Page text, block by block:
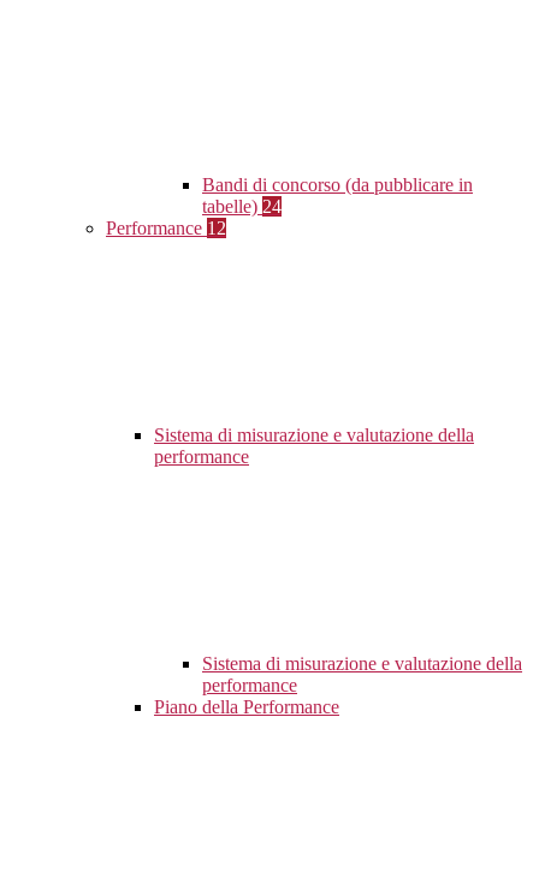
Bandi di concorso (da pubblicare in
tabelle) 24
Performance 12
Sistema di misurazione e valutazione della
performance
Sistema di misurazione e valutazione della
performance
Piano della Performance